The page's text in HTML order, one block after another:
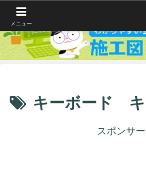
キーボード
スポンサ
メニュー